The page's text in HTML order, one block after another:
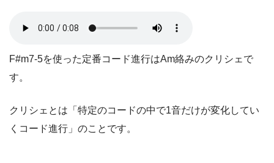
F#m7-5を使った定番コード進行はAm絡みのクリシェで
す。
クリシェとは「特定のコードの中で1音だけが変化してい
くコード進行」のことです。